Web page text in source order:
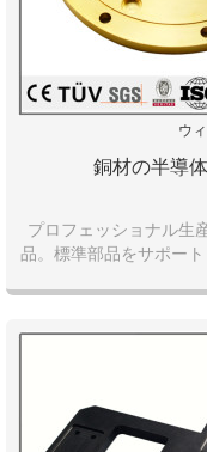
ウ
銅材の半導
プロフェッショナル生
品。標準部品をサポー